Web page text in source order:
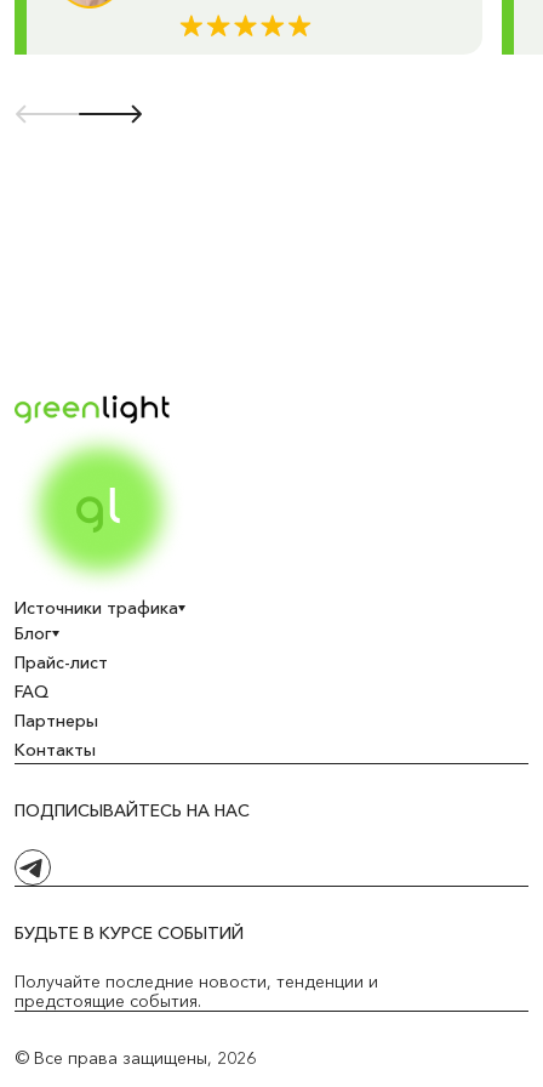
commerce и медийных кампаний.
Повысьте эффективность своей рекламы уже сегодня
— выбирайте Green Light и начинайте зарабатывать на
Источники трафика
Блог
Прайс-лист
FAQ
Партнеры
Контакты
ПОДПИСЫВАЙТЕСЬ НА НАС
БУДЬТЕ В КУРСЕ СОБЫТИЙ
Получайте последние новости, тенденции и
предстоящие события.
© Все права защищены, 2026